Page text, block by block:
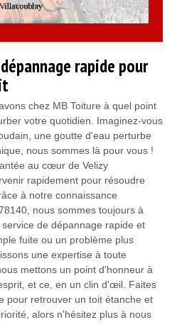
rapide pour
chez MB Toiture à quel point
votre quotidien. Imaginez-vous
une goutte d'eau perturbe
nous sommes là pour vous !
au cœur de Velizy
rapidement pour résoudre
à notre connaissance
nous sommes toujours à
de dépannage rapide et
fuite ou un problème plus
une expertise à toute
mettons un point d'honneur à
et ce, en un clin d'œil. Faites
pour retrouver un toit étanche et
alors n'hésitez plus à nous